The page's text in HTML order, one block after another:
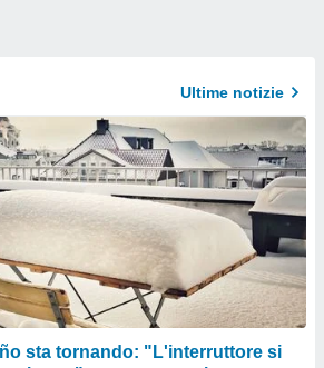
Ultime notizie
sta tornando: "L'interruttore si